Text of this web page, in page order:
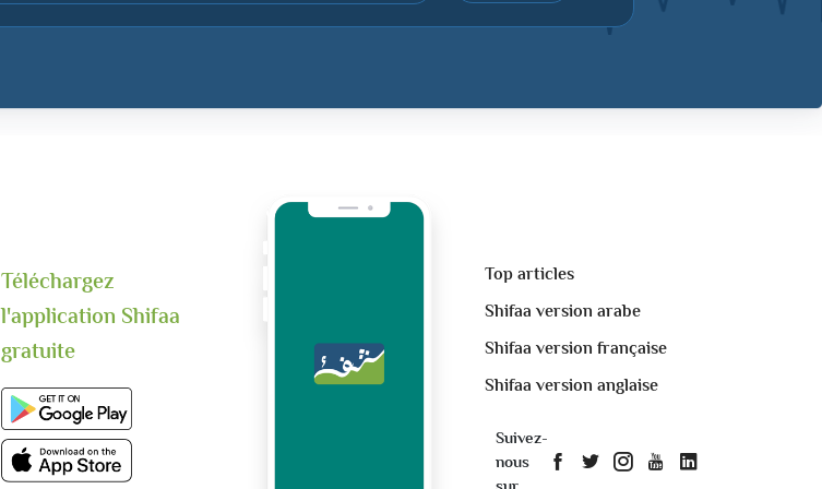
Téléchargez
l'application Shifaa
gratuite
Top articles
Shifaa version arabe
Shifaa version française
Shifaa version anglaise
Suivez-
nous